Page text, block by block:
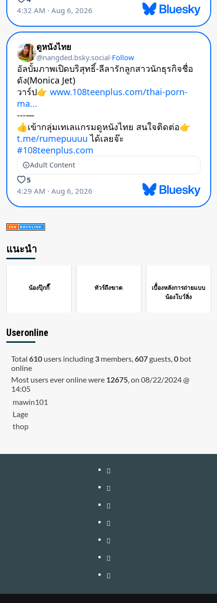
แนะนำ
น้องปุ๊กกี๊ ทัวร์ถึงฆาต
เบื้่องหลังการถ่ายแบบ
น้องโบว์ลิ่ง
Useronline
Total 610users including 3members,607guests,0bot
online
Most users ever online were 12675, on 08/22/2024 @
14:05
mawin101
Lage
thop
หน้า
แรก
สมัคร
สมาชิก
เติม
เงิน
อัพเกรด
เข้า
สู่
ระบบ
วิธี
ใช้
งาน
วิธี
สมัคร
ติดต่อ